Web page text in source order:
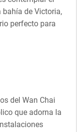
bahía de Victoria,
perfecto para
del Wan Chai
que adorna la